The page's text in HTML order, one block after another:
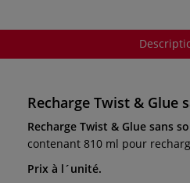
Recharge Twist & Glue
Recharge Twist & Glue sans
contenant 810 ml pour
Prix à l´unité.